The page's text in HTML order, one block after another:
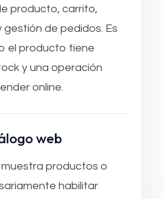
producto, carrito,
de pedidos. Es
el producto tiene
y una operación
online.
web
productos o
habilitar